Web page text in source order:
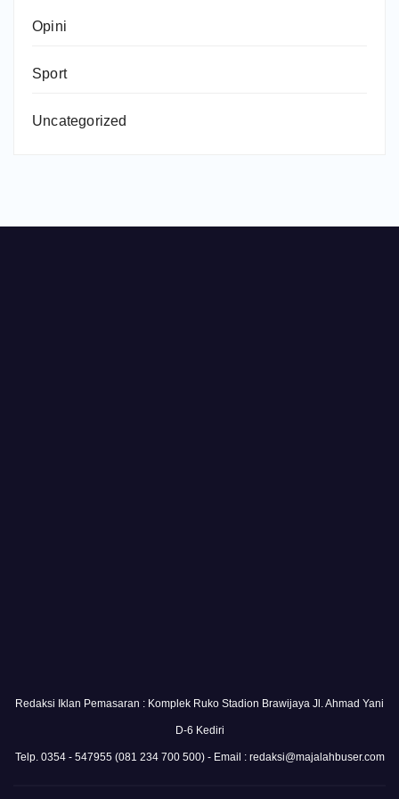
Opini
Sport
Uncategorized
Redaksi Iklan Pemasaran : Komplek Ruko Stadion Brawijaya Jl. Ahmad Yani
D-6 Kediri
Telp. 0354 - 547955 (081 234 700 500) - Email : redaksi@majalahbuser.com